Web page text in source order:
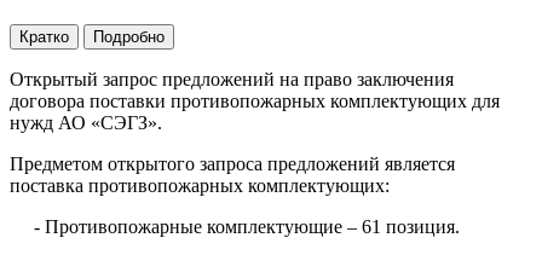
Кратко Подробно
Открытый запрос предложений на право заключения
договора поставки противопожарных комплектующих для
нужд АО «СЭГЗ».
Предметом открытого запроса предложений является
поставка противопожарных комплектующих:
- Противопожарные комплектующие – 61 позиция.